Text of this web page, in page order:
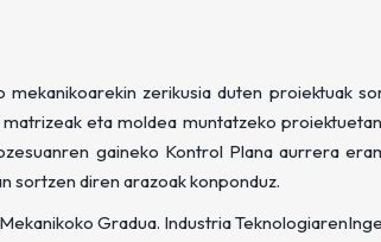
mekanikoarekin zerikusia duten proiektuak
eta moldea muntatzeko
gaineko Kontrol Plana aurrera
sortzen diren arazoak konponduz.
Gradua. Industria